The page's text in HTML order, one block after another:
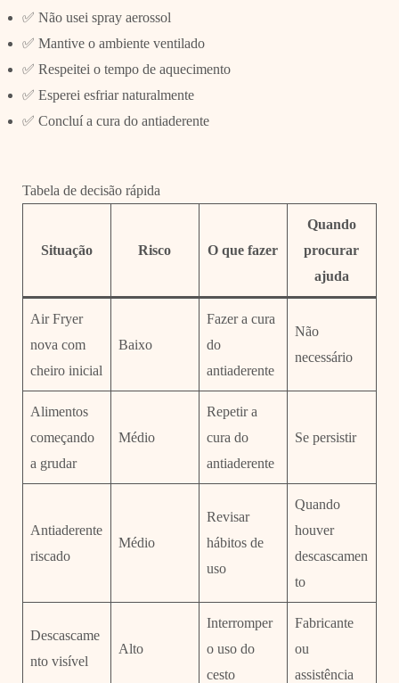
✅ Não usei spray aerossol
✅ Mantive o ambiente ventilado
✅ Respeitei o tempo de aquecimento
✅ Esperei esfriar naturalmente
✅ Concluí a cura do antiaderente
Tabela de decisão rápida
Situação Risco O que fazer
Quando
procurar
ajuda
Air Fryer
nova com
cheiro inicial
Baixo
Fazer a cura
do
antiaderente
Não
necessário
Alimentos
começando
a grudar
Médio
Repetir a
cura do
antiaderente
Se persistir
Antiaderente
riscado
Médio
Revisar
hábitos de
uso
Quando
houver
descascamen
to
Descascame
nto visível
Alto
Interromper
o uso do
cesto
Fabricante
ou
assistência